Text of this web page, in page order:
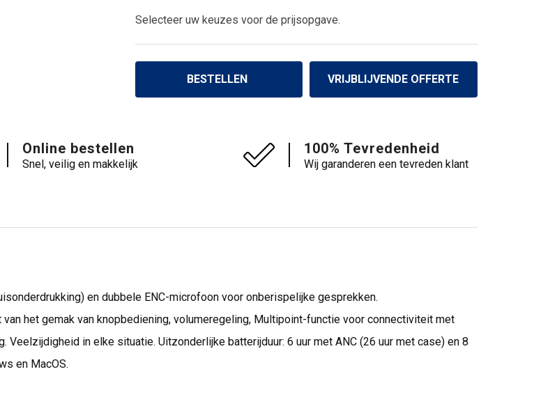
Selecteer uw keuzes voor de prijsopgave.
BESTELLEN VRIJBLIJVENDE OFFERTE
Online bestellen
Snel, veilig en makkelijk
100% Tevredenheid
Wij garanderen een tevreden klant
en dubbele ENC-microfoon voor onberispelijke gesprekken.
het gemak van knopbediening, volumeregeling, Multipoint-functie voor connectiviteit met
in elke situatie. Uitzonderlijke batterijduur: 6 uur met ANC (26 uur met case) en 8
en MacOS.